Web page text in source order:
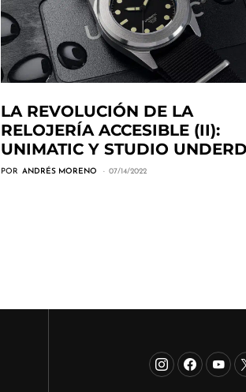
LA REVOLUCIÓN DE LA
RELOJERÍA ACCESIBLE (II):
UNIMATIC Y STUDIO
POR ANDRÉS MORENO 07/14/2022